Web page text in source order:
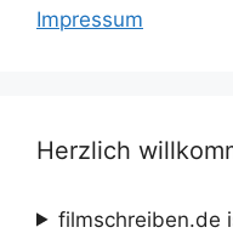
Impressum
Herzlich
filmschreiben.de